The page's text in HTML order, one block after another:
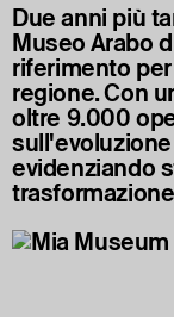
Due anni più
Museo Arabo
riferimento
regione. Con
oltre 9.000
evidenziando